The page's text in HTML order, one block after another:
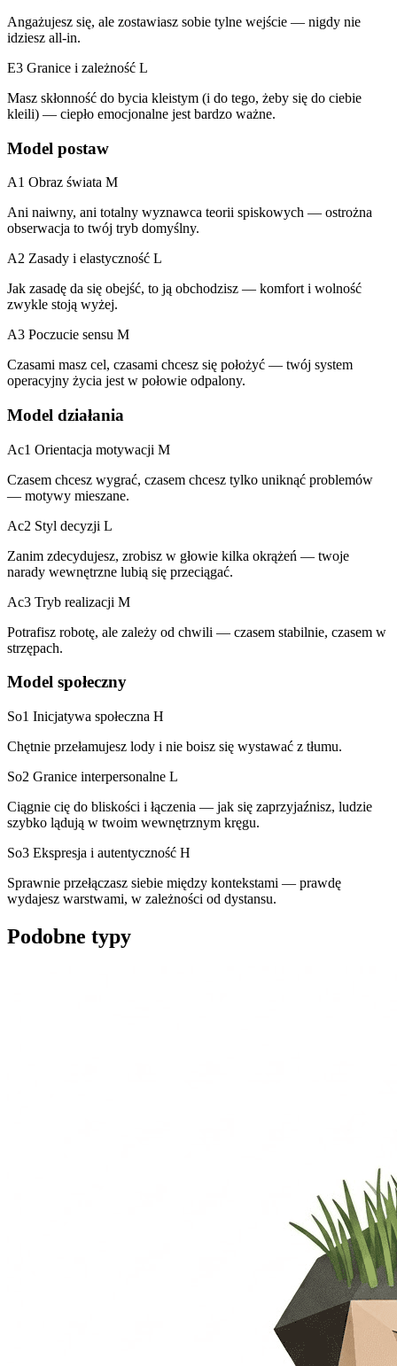
Angażujesz się, ale zostawiasz sobie tylne wejście — nigdy nie
idziesz all-in.
E3 Granice i zależność L
Masz skłonność do bycia kleistym (i do tego, żeby się do ciebie
kleili) — ciepło emocjonalne jest bardzo ważne.
Model postaw
A1 Obraz świata M
Ani naiwny, ani totalny wyznawca teorii spiskowych — ostrożna
obserwacja to twój tryb domyślny.
A2 Zasady i elastyczność L
Jak zasadę da się obejść, to ją obchodzisz — komfort i wolność
zwykle stoją wyżej.
A3 Poczucie sensu M
Czasami masz cel, czasami chcesz się położyć — twój system
operacyjny życia jest w połowie odpalony.
Model działania
Ac1 Orientacja motywacji M
Czasem chcesz wygrać, czasem chcesz tylko uniknąć problemów
— motywy mieszane.
Ac2 Styl decyzji L
Zanim zdecydujesz, zrobisz w głowie kilka okrążeń — twoje
narady wewnętrzne lubią się przeciągać.
Ac3 Tryb realizacji M
Potrafisz robotę, ale zależy od chwili — czasem stabilnie, czasem w
strzępach.
Model społeczny
So1 Inicjatywa społeczna H
Chętnie przełamujesz lody i nie boisz się wystawać z tłumu.
So2 Granice interpersonalne L
Ciągnie cię do bliskości i łączenia — jak się zaprzyjaźnisz, ludzie
szybko lądują w twoim wewnętrznym kręgu.
So3 Ekspresja i autentyczność H
Sprawnie przełączasz siebie między kontekstami — prawdę
wydajesz warstwami, w zależności od dystansu.
Podobne typy